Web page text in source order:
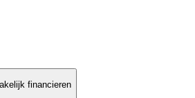
financieren